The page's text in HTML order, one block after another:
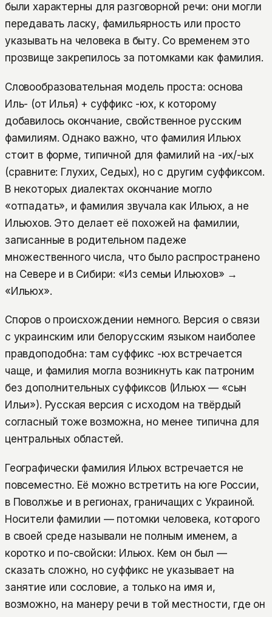
были характерны для разговорной речи: они могли
передавать ласку, фамильярность или просто
указывать на человека в быту. Со временем это
прозвище закрепилось за потомками как фамилия.
Словообразовательная модель проста: основа
Иль- (от Илья) + суффикс -юх, к которому
добавилось окончание, свойственное русским
фамилиям. Однако важно, что фамилия Ильюх
стоит в форме, типичной для фамилий на -их/-ых
(сравните: Глухих, Седых), но с другим суффиксом.
В некоторых диалектах окончание могло
«отпадать», и фамилия звучала как Ильюх, а не
Ильюхов. Это делает её похожей на фамилии,
записанные в родительном падеже
множественного числа, что было распространено
на Севере и в Сибири: «Из семьи Ильюхов» →
«Ильюх».
Споров о происхождении немного. Версия о связи
с украинским или белорусским языком наиболее
правдоподобна: там суффикс -юх встречается
чаще, и фамилия могла возникнуть как патроним
без дополнительных суффиксов (Ильюх — «сын
Ильи»). Русская версия с исходом на твёрдый
согласный тоже возможна, но менее типична для
центральных областей.
Географически фамилия Ильюх встречается не
повсеместно. Её можно встретить на юге России,
в Поволжье и в регионах, граничащих с Украиной.
Носители фамилии — потомки человека, которого
в своей среде называли не полным именем, а
коротко и по-свойски: Ильюх. Кем он был —
сказать сложно, но суффикс не указывает на
занятие или сословие, а только на имя и,
возможно, на манеру речи в той местности, где он